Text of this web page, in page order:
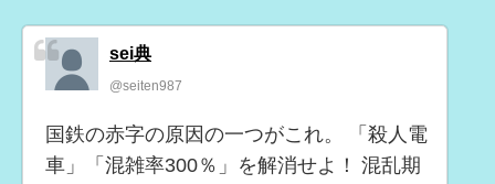
sei典
@seiten987
国鉄の赤字の原因の一つがこれ。 「殺人電
車」「混雑率300％」を解消せよ！ 混乱期